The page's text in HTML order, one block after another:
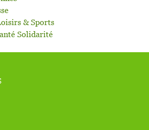
& Sports
Solidarité